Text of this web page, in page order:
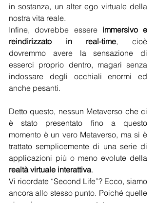
in sostanza, un alter ego virtuale della
nostra vita reale.
Infine, dovrebbe essere immersivo e
reindirizzato in real-time, cioè
dovremmo avere la sensazione di
esserci proprio dentro, magari senza
indossare degli occhiali enormi ed
anche pesanti.
Detto questo, nessun Metaverso che ci
è stato presentato fino a questo
momento è un vero Metaverso, ma si è
trattato semplicemente di una serie di
realtà virtuale interattiva.
Vi ricordate “Second Life”? Ecco, siamo
ancora allo stesso punto. Poiché quelle